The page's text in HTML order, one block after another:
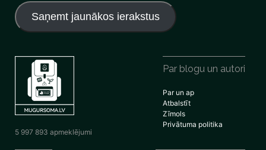
adrese
Saņemt jaunākos ierakstus
5 997 893 apmeklējumi
Par blogu un autori
Par un ap
Atbalstīt
Zīmols
Privātuma politika